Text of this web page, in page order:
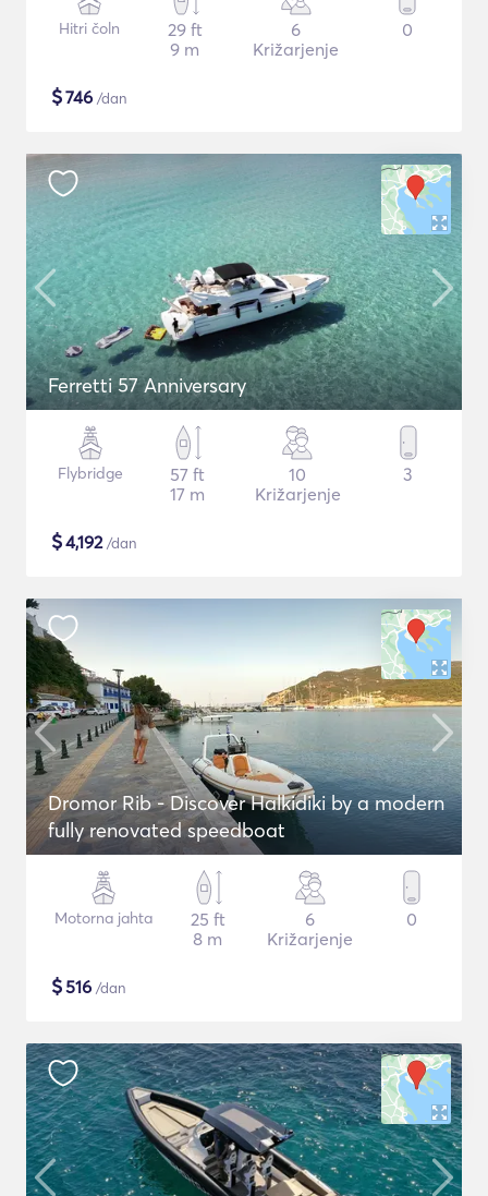
Hitri čoln
29 ft
9 m
6
Križarjenje
0
$746 /dan
Ferretti 57 Anniversary
Flybridge
57 ft
17 m
10
Križarjenje
3
$4,192/dan
Dromor Rib - Discover Halkidiki by a modern
fully renovated speedboat
Motorna jahta
25 ft
8 m
6
Križarjenje
0
$516 /dan